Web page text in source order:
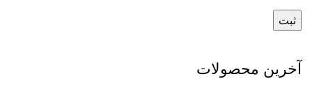
آخرین محصولات